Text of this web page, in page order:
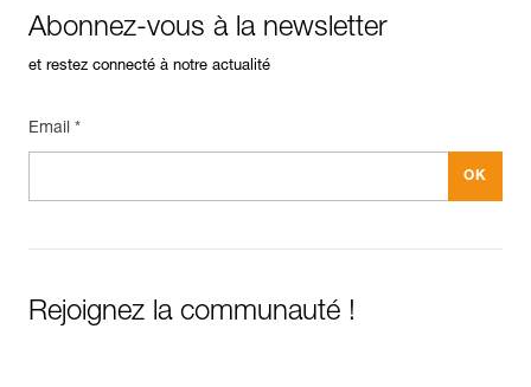
Abonnez-vous à la newsletter
et restez connecté à notre actualité
Email *
Rejoignez la communauté !